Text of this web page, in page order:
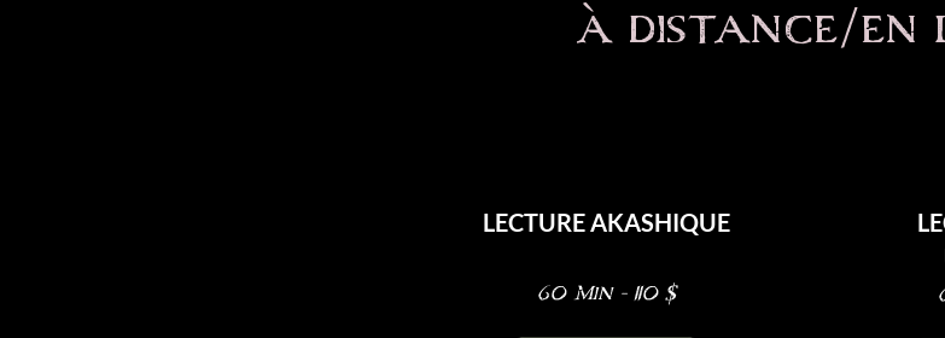
à distance/en
LECTURE AKASHIQUE
60 Min - 110 $